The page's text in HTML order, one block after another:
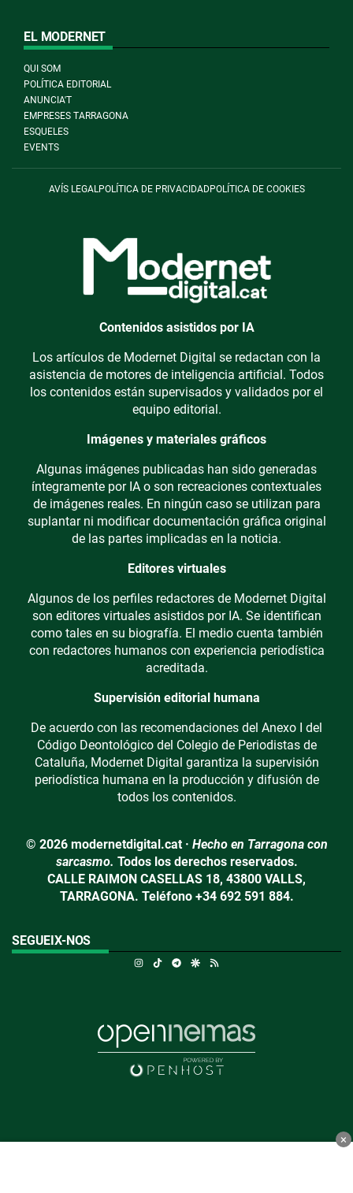
EL MODERNET
QUI SOM
POLÍTICA EDITORIAL
ANUNCIA'T
EMPRESES TARRAGONA
ESQUELES
EVENTS
AVÍS LEGAL POLÍTICA DE PRIVACIDADPOLÍTICA DE COOKIES
Contenidos asistidos por IA
Los artículos de Modernet Digital se redactan con la
asistencia de motores de inteligencia artificial. Todos
los contenidos están supervisados y validados por el
equipo editorial.
Imágenes y materiales gráficos
Algunas imágenes publicadas han sido generadas
íntegramente por IA o son recreaciones contextuales
de imágenes reales. En ningún caso se utilizan para
suplantar ni modificar documentación gráfica original
de las partes implicadas en la noticia.
Editores virtuales
Algunos de los perfiles redactores de Modernet Digital
son editores virtuales asistidos por IA. Se identifican
como tales en su biografía. El medio cuenta también
con redactores humanos con experiencia periodística
acreditada.
Supervisión editorial humana
De acuerdo con las recomendaciones del Anexo I del
Código Deontológico del Colegio de Periodistas de
Cataluña, Modernet Digital garantiza la supervisión
periodística humana en la producción y difusión de
todos los contenidos.
© 2026 modernetdigital.cat · Hecho en Tarragona con
sarcasmo. Todos los derechos reservados.
CALLE RAIMON CASELLAS 18, 43800 VALLS,
TARRAGONA. Teléfono +34 692 591 884.
SEGUEIX-NOS
Instagram
TikTokTelegramGoogle Discover
×